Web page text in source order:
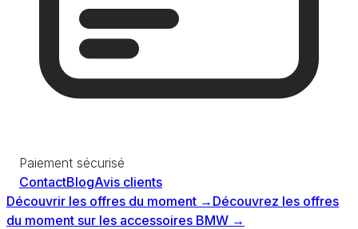
Paiement sécurisé
ContactBlogAvis clients
Découvrir les offres du moment → Découvrez les offres
du moment sur les accessoires BMW →